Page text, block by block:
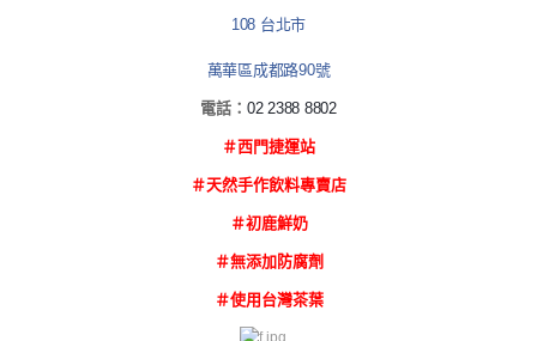
108 台北市
萬華區成都路90號
電話：02 2388 8802
＃西門捷運站
＃天然手作飲料專賣店
＃初鹿鮮奶
＃無添加防腐劑
＃使用台灣茶葉